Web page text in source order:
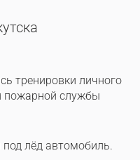
тренировки личного
пожарной службы
лёд автомобиль.